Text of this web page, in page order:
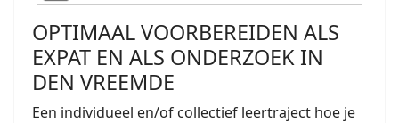
OPTIMAAL VOORBEREIDEN ALS
EXPAT EN ALS ONDERZOEK IN
DEN VREEMDE
Een individueel en/of collectief leertraject hoe je